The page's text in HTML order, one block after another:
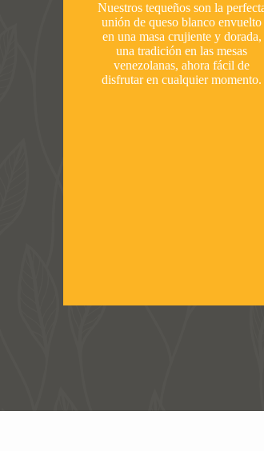
Nuestros tequeños son la
unión de queso blanco envuelto
en una masa crujiente y dorada,
una tradición en las mesas
venezolanas, ahora fácil de
disfrutar en cualquier momento.